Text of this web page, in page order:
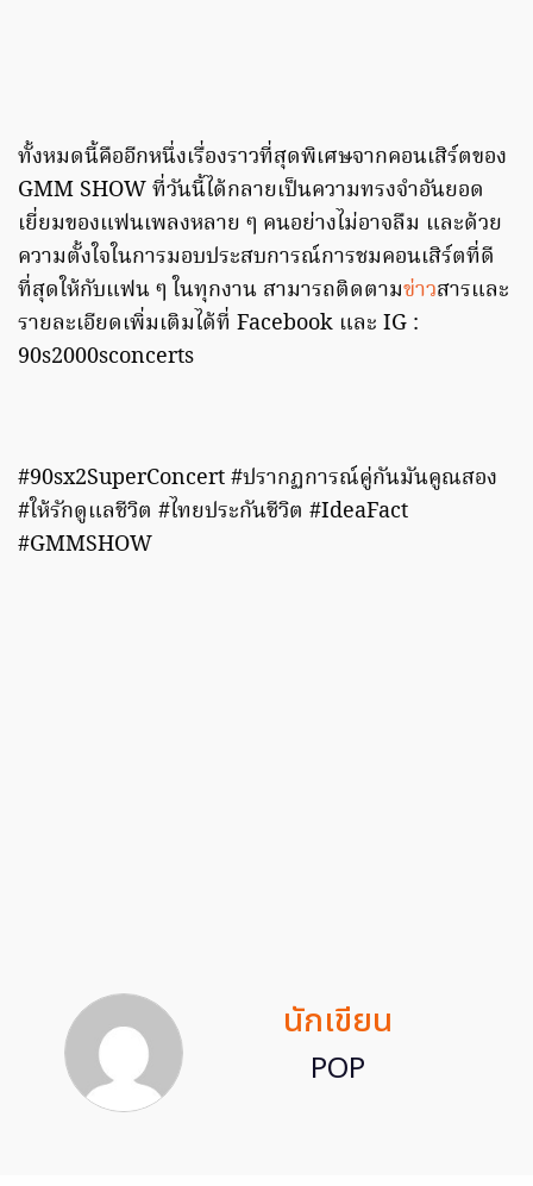
ทั้งหมดนี้คืออีกหนึ่งเรื่องราวที่สุดพิเศษจากคอนเสิร์ตของ
GMM SHOW ที่วันนี้ได้กลายเป็นความทรงจำอันยอด
เยี่ยมของแฟนเพลงหลาย ๆ คนอย่างไม่อาจลืม และด้วย
ความตั้งใจในการมอบประสบการณ์การชมคอนเสิร์ตที่ดี
ที่สุดให้กับแฟน ๆ ในทุกงาน สามารถติดตามข่าวสารและ
รายละเอียดเพิ่มเติมได้ที่ Facebook และ IG :
90s2000sconcerts
#90sx2SuperConcert #ปรากฏการณ์คู่กันมันคูณสอง
#ให้รักดูแลชีวิต #ไทยประกันชีวิต #IdeaFact
#GMMSHOW
นักเขียน
POP